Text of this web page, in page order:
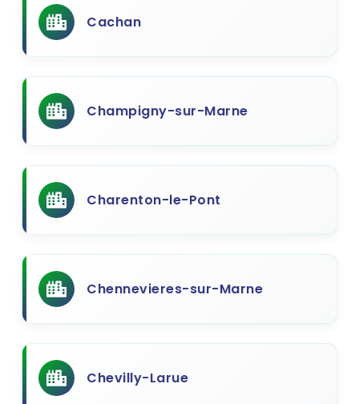
Cachan
Champigny-sur-Marne
Charenton-le-Pont
Chennevieres-sur-Marne
Chevilly-Larue